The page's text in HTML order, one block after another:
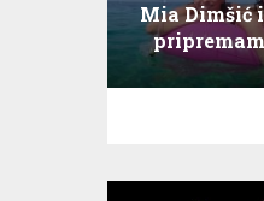
Mia Dimšić